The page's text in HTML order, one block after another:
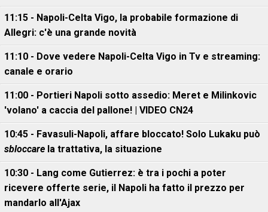
11:15 - Napoli-Celta Vigo, la probabile formazione di
Allegri: c'è una grande novità
11:10 - Dove vedere Napoli-Celta Vigo in Tv e streaming:
canale e orario
11:00 - Portieri Napoli sotto assedio: Meret e Milinkovic
'volano' a caccia del pallone! | VIDEO CN24
10:45 - Favasuli-Napoli, affare bloccato! Solo Lukaku può
sbloccare la trattativa, la situazione
10:30 - Lang come Gutierrez: è tra i pochi a poter
ricevere offerte serie, il Napoli ha fatto il prezzo per
mandarlo all'Ajax